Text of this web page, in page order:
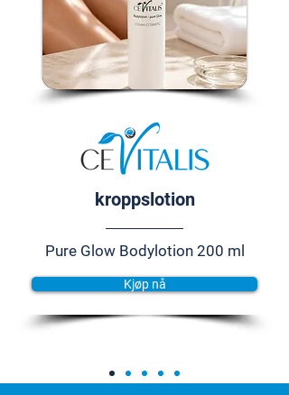
kroppslotion
Pure Glow Bodylotion 200 ml
Kjøp nå